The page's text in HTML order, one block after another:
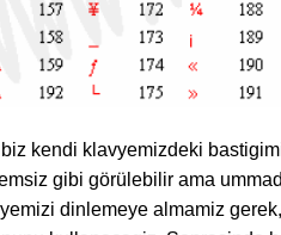
kendi klavyemizdeki
gibi görülebilir ama
dinlemeye almamiz